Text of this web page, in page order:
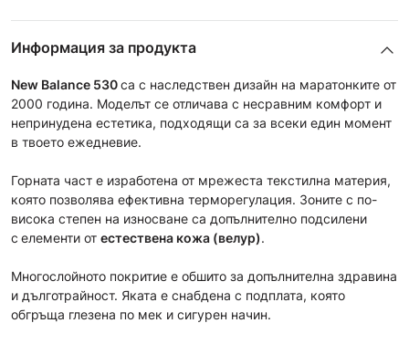
Информация за продукта
New Balance 530са с наследствен дизайн на маратонките от
2000 година. Моделът се отличава с несравним комфорт и
непринудена естетика, подходящи са за всеки един момент
в твоето ежедневие.
Горната част е изработена от мрежеста текстилна материя,
която позволява ефективна терморегулация. Зоните с по-
висока степен на износване са допълнително подсилени
с елементи от естествена кожа (велур).
Многослойното покритие е обшито за допълнителна здравина
и дълготрайност. Яката е снабдена с подплата, която
обгръща глезена по мек и сигурен начин.